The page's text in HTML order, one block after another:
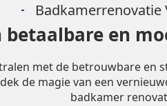
Badkamerrenovatie
en
met de betrouwbare en
de magie van een
badkamer